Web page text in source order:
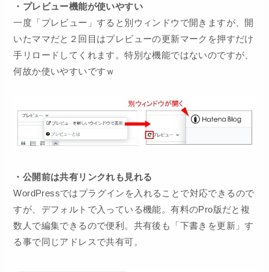
・プレビュー機能が使いやすい
一度「プレビュー」すると別ウィンドウで開きますが、開
いたママだと２回目はプレビューの更新マークを押すだけ
手リロードしてくれます。特別な機能ではないのですが、
何故か使いやすいですｗ
・公開前は共有リンクれも見れる
WordPressではプラグインを入れることで対応できるので
すが、デフォルトで入っている機能。有料のPro版だと複
数人で編集できるので便利。共有後も「下書きを更新」す
る事で同じアドレスで共有可。